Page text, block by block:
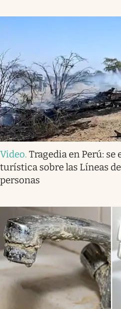
Video. Tragedia en Perú:
turística sobre las Líneas
personas